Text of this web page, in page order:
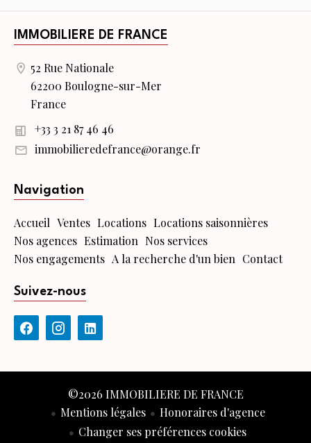
IMMOBILIERE DE FRANCE
52 Rue Nationale
62200 Boulogne-sur-Mer
France
+33 3 21 87 46 46
immobilieredefrance@orange.fr
Navigation
Accueil Ventes Locations Locations saisonnières
Nos agences Estimation Nos services
Nos engagements A la recherche d'un bien Contact
Suivez-nous
©2026 IMMOBILIERE DE FRANCE
Mentions légales
Honoraires d'agence
Changer ses préférences cookies